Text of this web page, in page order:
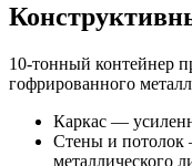
10-тонный контейнер
гофрированного
Каркас —
Стены и потолок
металлического